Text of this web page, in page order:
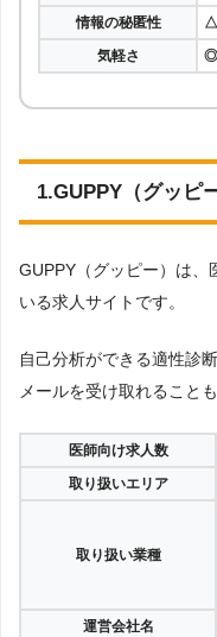
情報の秘匿性 △
気軽さ ◎
1.GUPPY（グッピー
GUPPY（グッピー）は、
いる求人サイトです。
自己分析ができる適性診
メールを受け取れることも
医師向け求人数
取り扱いエリア
取り扱い業種
運営会社名